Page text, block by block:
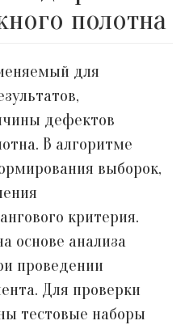
полотна
для
дефектов
В алгоритме
выборок,
критерия.
основе анализа
проведении
Для проверки
тестовые наборы